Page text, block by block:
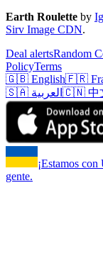
Earth Roulette by
Sirv Image CDN.
Deal alertsRandom
PolicyTerms
🇬🇧 English🇫🇷
🇸🇦 العربية 🇨🇳 中
¡Estamos
gente.